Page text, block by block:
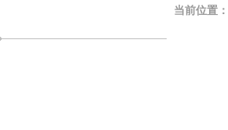
当前位置：